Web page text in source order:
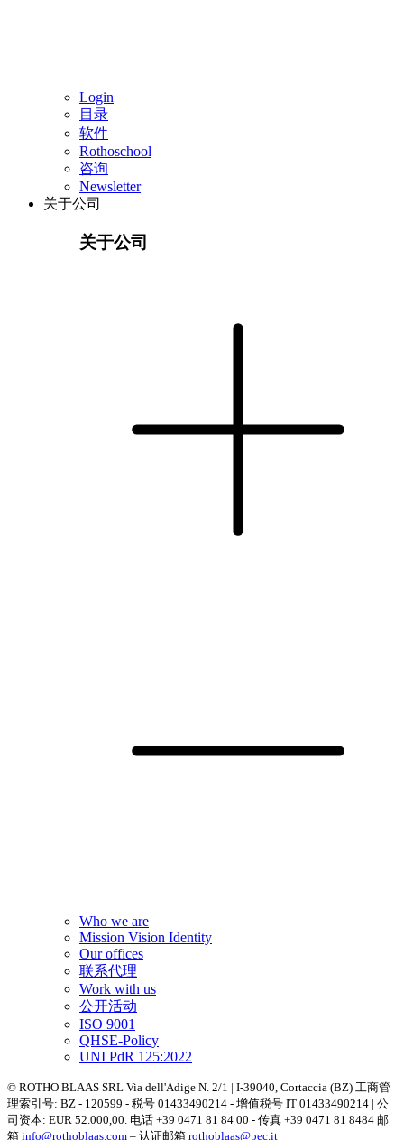
Login
目录
软件
Rothoschool
咨询
Newsletter
关于公司
关于公司
Who we are
Mission Vision Identity
Our offices
联系代理
Work with us
公开活动
ISO 9001
QHSE-Policy
UNI PdR 125:2022
© ROTHO BLAAS SRL Via dell'Adige N. 2/1 | I-39040, Cortaccia (BZ) 工商管
理索引号: BZ - 120599 - 税号 01433490214 - 增值税号 IT 01433490214 | 公
司资本: EUR 52.000,00. 电话 +39 0471 81 84 00 - 传真 +39 0471 81 8484 邮
箱 info@rothoblaas.com – 认证邮箱 rothoblaas@pec.it